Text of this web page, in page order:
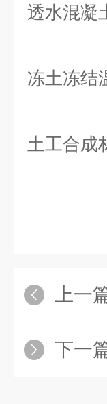
透水混凝
冻土冻结
土工合成
上一
下一